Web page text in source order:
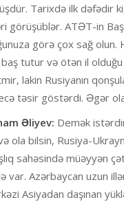
Tarixdə ilk dəfədir
görüşüblər. ATƏT-in
görə çox sağ olun.
tutur və ötən il
lakin Rusiyanın
təsir göstərdi. Əgər
Əliyev: Demək
ola bilsin, Rusiya-
sahəsində müəyyən
var. Azərbaycan uzun
Asiyadan daşınan